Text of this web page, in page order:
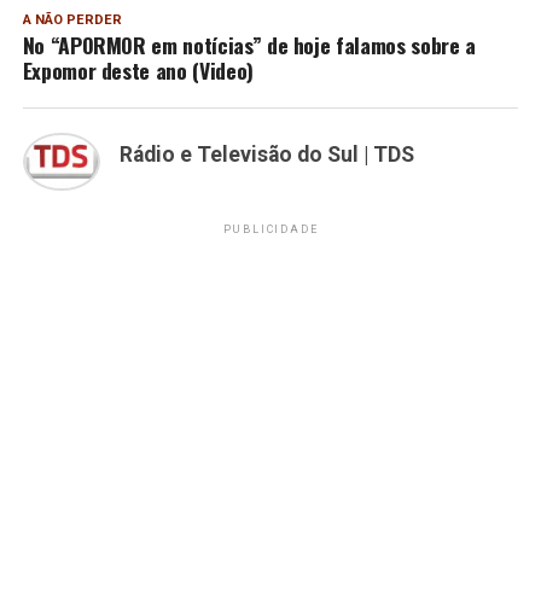
A NÃO PERDER
No “APORMOR em notícias” de hoje falamos sobre a
Expomor deste ano (Video)
Rádio e Televisão do Sul | TDS
PUBLICIDADE